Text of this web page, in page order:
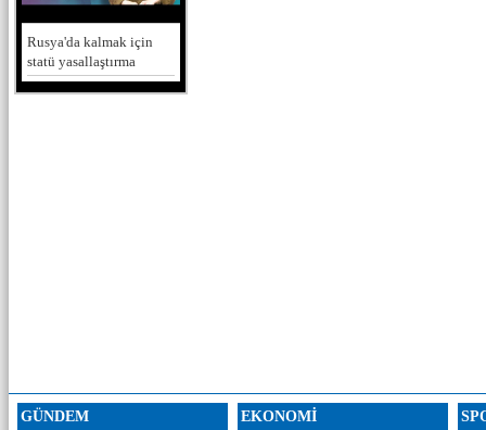
Rusya'da kalmak için
statü yasallaştırma
GÜNDEM EKONOMİ